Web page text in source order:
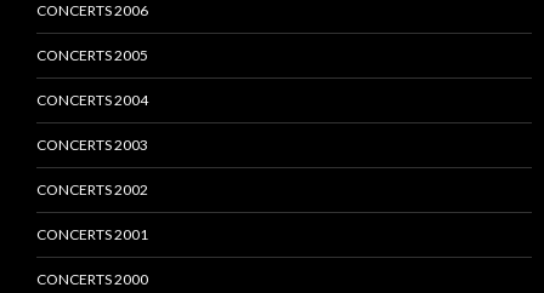
CONCERTS 2006
CONCERTS 2005
CONCERTS 2004
CONCERTS 2003
CONCERTS 2002
CONCERTS 2001
CONCERTS 2000